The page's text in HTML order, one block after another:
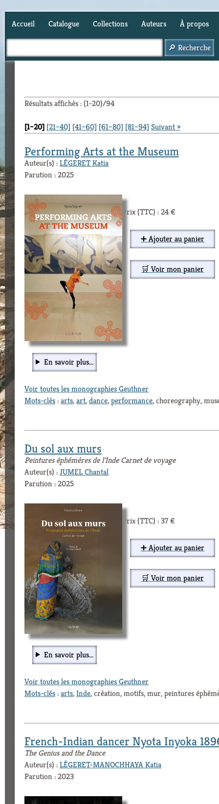
Accueil Catalogue Collections Auteurs À propos
Résultats affichés : (1-20)/94
[1–20] [21–40] [41–60] [61–80] [81–94] Suivant »
Performing Arts at the Museum
Auteur(s) :LÉGERET Katia
Parution : 2025
Prix (TTC) : 24 €
➕ Ajouter au panier
🛒 Voir mon panier
En savoir plus...
Voir toutes les monographies Geuthner
Mots-clés:arts,art,dance,performance, choreography,
Du sol aux murs
Peintures éphémères de l’Inde Carnet de voyage
Auteur(s) :JUMEL Chantal
Parution : 2025
Prix (TTC) : 37 €
➕ Ajouter au panier
🛒 Voir mon panier
En savoir plus...
Voir toutes les monographies Geuthner
Mots-clés:arts,Inde, création, motifs, mur, peintures
French-Indian dancer Nyota Inyoka
The Genius and the Dance
Auteur(s) :LÉGERET-MANOCHHAYA Katia
Parution : 2023